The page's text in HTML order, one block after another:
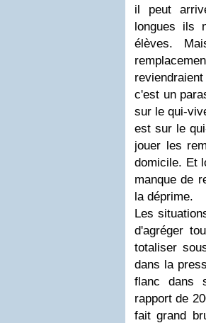
il peut
longues ils
élèves.
c'est un
sur le qui-
est sur le
jouer les
domicile. Et
manque de
la déprime.
Les
d'agréger
totaliser
dans la
flanc dans
rapport de
fait grand